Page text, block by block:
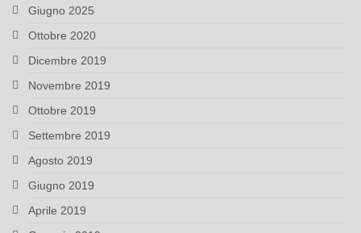
Giugno 2025
Ottobre 2020
Dicembre 2019
Novembre 2019
Ottobre 2019
Settembre 2019
Agosto 2019
Giugno 2019
Aprile 2019